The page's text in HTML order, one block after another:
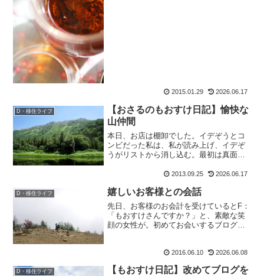
2015.01.29 2026.06.17
D・移住ライフ
【おさるのもおすけ日記】愉快な
山仲間
本日、お店は棚卸でした。イデぞうとコ
ンビだった私は、私が読み上げ、イデぞ
うがリストから消し込む。最初は真面目
り、座り込んだり。しまいには寝そべり
て、も：『・・・なんか夏休...
2013.09.25 2026.06.17
D・移住ライフ 嬉しいお客様との会話
先日、お客様のお会計を受けているとF：
「もおすけさんですか？」と、素敵な笑
顔の女性が。初めてお会いするブログ読
ぐ。も：「あ、彼女がみゆきんぐです♪」
F：「あ、やっぱり？...
2016.06.10 2026.06.08
D・移住ライフ
【もおすけ日記】改めてブログを